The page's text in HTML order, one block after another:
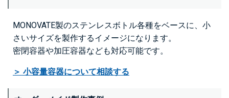
MONOVATE製のステンレスボトル各種をベースに、小
さいサイズを製作するイメージになります。
密閉容器や加圧容器なども対応可能です。
＞ 小容量容器について相談する